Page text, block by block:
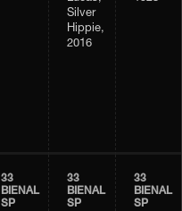
Silver
Hippie,
2016
33
BIENAL
SP
33
BIENAL
SP
33
BIENAL
SP